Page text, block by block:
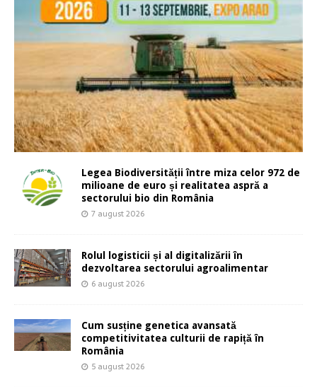
Legea Biodiversității între miza celor 972 de
milioane de euro și realitatea aspră a
sectorului bio din România
7 august 2026
Rolul logisticii și al digitalizării în
dezvoltarea sectorului agroalimentar
6 august 2026
Cum susține genetica avansată
competitivitatea culturii de rapiță în
România
5 august 2026